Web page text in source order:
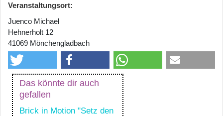
Veranstaltungsort:
Juenco Michael
Hehnerholt 12
41069 Mönchengladbach
Das könnte dir auch
gefallen
Brick in Motion "Setz den